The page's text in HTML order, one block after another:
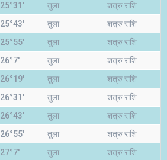
25°31' तुला शत्रु राशि
25°43' तुला शत्रु राशि
25°55' तुला शत्रु राशि
26°7' तुला शत्रु राशि
26°19' तुला शत्रु राशि
26°31' तुला शत्रु राशि
26°43' तुला शत्रु राशि
26°55' तुला शत्रु राशि
27°7' तुला शत्रु राशि